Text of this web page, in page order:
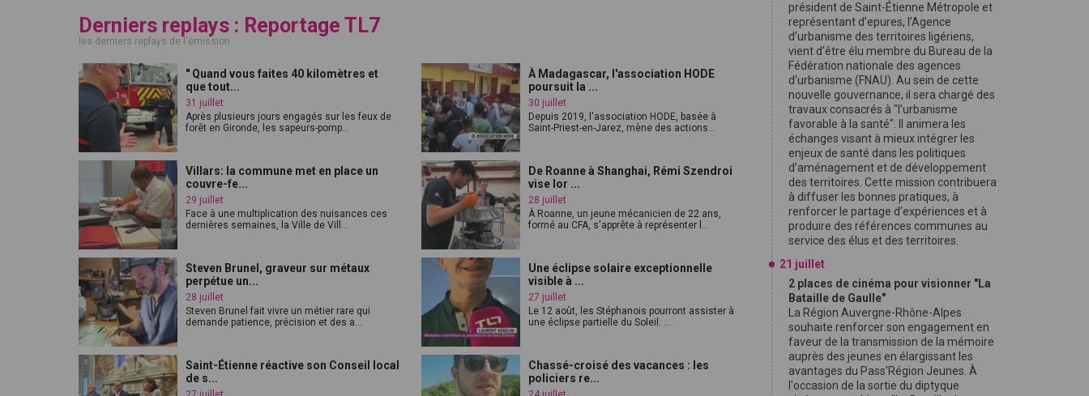
Derniers replays : Reportage TL7
les derniers replays de l'émission
" Quand vous faites 40 kilomètres et
que tout...
31 juillet
Après plusieurs jours engagés sur les feux de
forêt en Gironde, les sapeurs-pomp...
À Madagascar, l'association HODE
poursuit la ...
30 juillet
Depuis 2019, l'association HODE, basée à
Saint-Priest-en-Jarez, mène des actions...
Villars: la commune met en place un
couvre-fe...
29 juillet
Face à une multiplication des nuisances ces
dernières semaines, la Ville de Vill...
De Roanne à Shanghai, Rémi Szendroi
vise lor ...
28 juillet
À Roanne, un jeune mécanicien de 22 ans,
formé au CFA, s'apprête à représenter l...
Steven Brunel, graveur sur métaux
perpétue un...
28 juillet
Steven Brunel fait vivre un métier rare qui
demande patience, précision et des a...
Une éclipse solaire exceptionnelle
visible à ...
27 juillet
Le 12 août, les Stéphanois pourront assister à
une éclipse partielle du Soleil. ...
Saint-Étienne réactive son Conseil local
de s...
Chassé-croisé des vacances : les
policiers re...
président de Saint-Étienne Métropole et
représentant d’epures, l’Agence
d’urbanisme des territoires ligériens,
vient d'être élu membre du Bureau de la
Fédération nationale des agences
d’urbanisme (FNAU). Au sein de cette
nouvelle gouvernance, il sera chargé des
travaux consacrés à "l’urbanisme
favorable à la santé". Il animera les
échanges visant à mieux intégrer les
enjeux de santé dans les politiques
d’aménagement et de développement
des territoires. Cette mission contribuera
à diffuser les bonnes pratiques, à
renforcer le partage d’expériences et à
produire des références communes au
service des élus et des territoires.
21 juillet
2 places de cinéma pour visionner "La
Bataille de Gaulle"
La Région Auvergne-Rhône-Alpes
souhaite renforcer son engagement en
faveur de la transmission de la mémoire
auprès des jeunes en élargissant les
avantages du Pass'Région Jeunes. À
l'occasion de la sortie du diptyque